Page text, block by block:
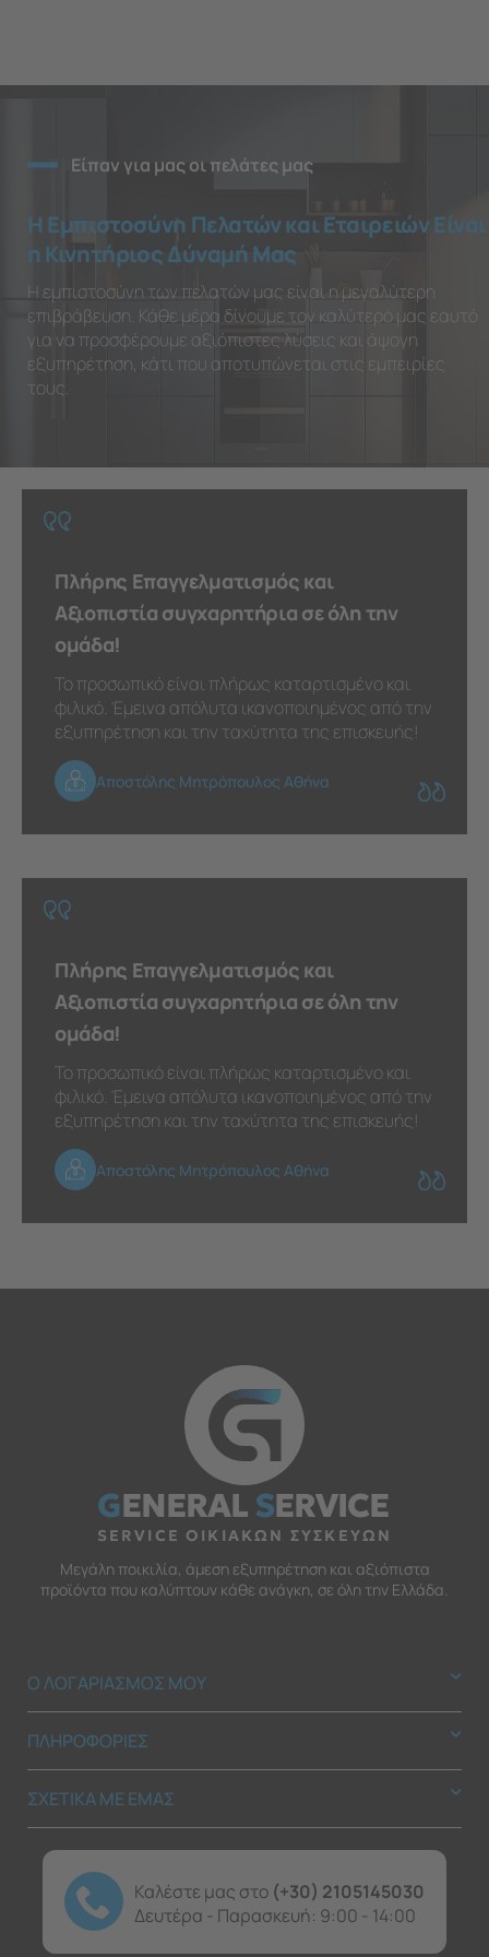
Είπαν για μας οι πελάτες μας
Η Εμπιστοσύνη Πελατών και Εταιρειών Είναι
η Κινητήριος Δύναμή Μας
Η εμπιστοσύνη των πελατών μας είναι η μεγαλύτερη
επιβράβευση. Κάθε μέρα δίνουμε τον καλύτερό μας εαυτό
για να προσφέρουμε αξιόπιστες λύσεις και άψογη
εξυπηρέτηση, κάτι που αποτυπώνεται στις εμπειρίες
τους.
Πλήρης Επαγγελματισμός και
Αξιοπιστία συγχαρητήρια σε όλη την
ομάδα!
Το προσωπικό είναι πλήρως καταρτισμένο και
φιλικό. Έμεινα απόλυτα ικανοποιημένος από την
εξυπηρέτηση και την ταχύτητα της επισκευής!
Αποστόλης Μητρόπουλος Αθήνα
Πλήρης Επαγγελματισμός και
Αξιοπιστία συγχαρητήρια σε όλη την
ομάδα!
Το προσωπικό είναι πλήρως καταρτισμένο και
φιλικό. Έμεινα απόλυτα ικανοποιημένος από την
εξυπηρέτηση και την ταχύτητα της επισκευής!
Αποστόλης Μητρόπουλος Αθήνα
GENERALSERVICE
SERVICE ΟΙΚΙΑΚΩΝ ΣΥΣΚΕΥΩΝ
Μεγάλη ποικιλία, άμεση εξυπηρέτηση και αξιόπιστα
προϊόντα που καλύπτουν κάθε ανάγκη, σε όλη την Ελλάδα.
Ο ΛΟΓΑΡΙΑΣΜΟΣ ΜΟΥ
ΠΛΗΡΟΦΟΡΙΕΣ
ΣΧΕΤΙΚΑ ΜΕ ΕΜΑΣ
Καλέστε μας στο (+30) 2105145030
Δευτέρα - Παρασκευή: 9:00 - 14:00